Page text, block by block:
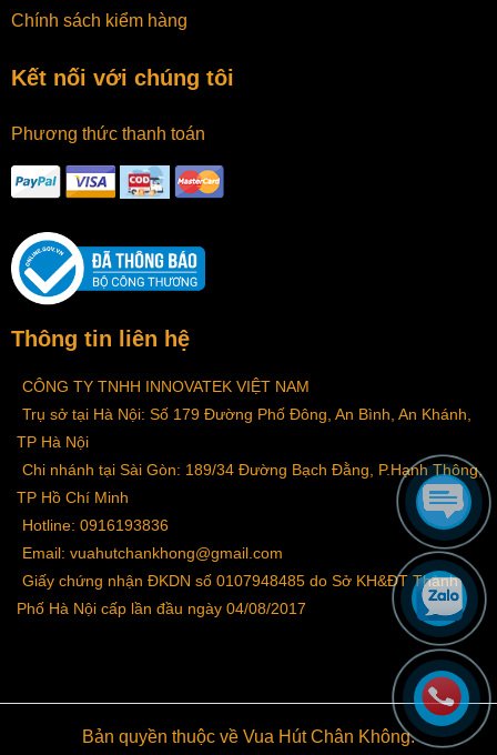
Chính sách kiểm hàng
Kết nối với chúng tôi
Phương thức thanh toán
Thông tin liên hệ
CÔNG TY TNHH INNOVATEK VIỆT NAM
Trụ sở tại Hà Nội: Số 179 Đường Phố Đông, An Bình, An Khánh,
TP Hà Nội
Chi nhánh tại Sài Gòn: 189/34 Đường Bạch Đằng, P.Hạnh Thông,
TP Hồ Chí Minh
Hotline: 0916193836
Email: vuahutchankhong@gmail.com
Giấy chứng nhận ĐKDN số 0107948485 do Sở KH&ĐT Thành
Phố Hà Nội cấp lần đầu ngày 04/08/2017
Bản quyền thuộc về Vua Hút Chân Không.